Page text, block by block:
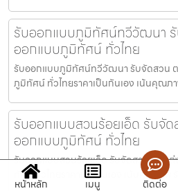
รับออกแบบภูมิทัศน์ทวีวัฒนา
ออกแบบภูมิทัศน์ ทั่วไทย
รับออกแบบภูมิทัศน์ทวีวัฒนา รับจัดสวน
ภูมิทัศน์ ทั่วไทยราคาเป็นกันเอง เน้นคุณภ
รับออกแบบสวนร้อยเอ็ด รับจั
ออกแบบภูมิทัศน์ ทั่วไทย
รับออกแบบสวนร้อยเอ็ด รับจัดสวน ตกแ
ทัศน์ ทั่วไทยราคาเป็นกันเอง เน้นคุณภา
หน้าหลัก เมนู ติดต่อ